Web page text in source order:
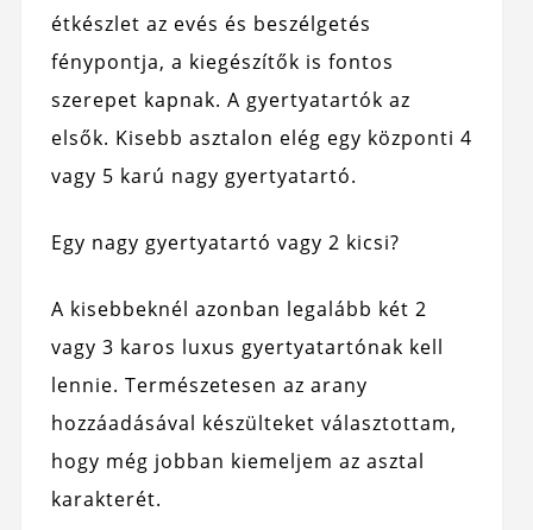
étkészlet az evés és beszélgetés
fénypontja, a kiegészítők is fontos
szerepet kapnak. A gyertyatartók az
elsők. Kisebb asztalon elég egy központi 4
vagy 5 karú nagy gyertyatartó.
Egy nagy gyertyatartó vagy 2 kicsi?
A kisebbeknél azonban legalább két 2
vagy 3 karos luxus gyertyatartónak kell
lennie. Természetesen az arany
hozzáadásával készülteket választottam,
hogy még jobban kiemeljem az asztal
karakterét.